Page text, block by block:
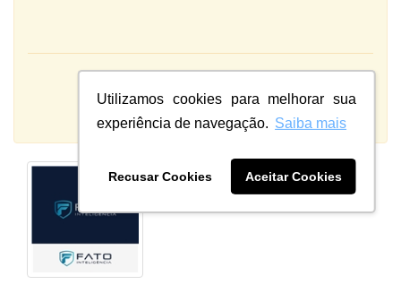
Utilizamos cookies para melhorar sua
experiência de navegação. Saiba mais
Recusar Cookies Aceitar Cookies
10
Qualidade:
Sistema: